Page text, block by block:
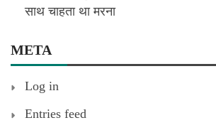
साथ चाहता था मरना
META
Log in
Entries feed